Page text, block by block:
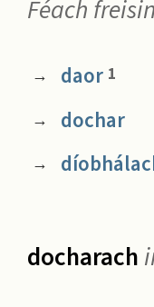
Féach freisin
→ daor 1
→ dochar
→
docharach